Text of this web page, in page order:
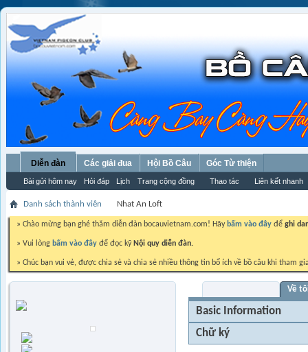
Diễn đàn
Bài gửi hôm nay Hỏi đáp Lịch Trang cộng đồng Thao tác Liên kết nhanh
Các giải đua Hội Bồ Câu Góc Từ thiện
Danh sách thành viên Nhat An Loft
» Chào mừng bạn ghé thăm diễn đàn bocauvietnam.com! Hãy bấm vào đây để ghi
» Vui lòng bấm vào đây để đọc kỹ Nội quy diễn đàn.
» Chúc bạn vui vẻ, được chia sẻ và chia sẻ nhiều thông tin bổ ích về bồ câu khi tham
Về
Basic Information
Chữ ký